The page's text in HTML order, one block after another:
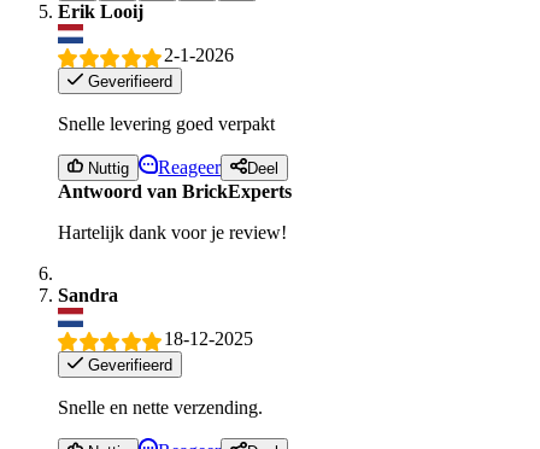
Erik Looij
2-1-2026
Geverifieerd
Snelle levering goed verpakt
Nuttig Reageer Deel
Antwoord van BrickExperts
Hartelijk dank voor je review!
Sandra
18-12-2025
Geverifieerd
Snelle en nette verzending.